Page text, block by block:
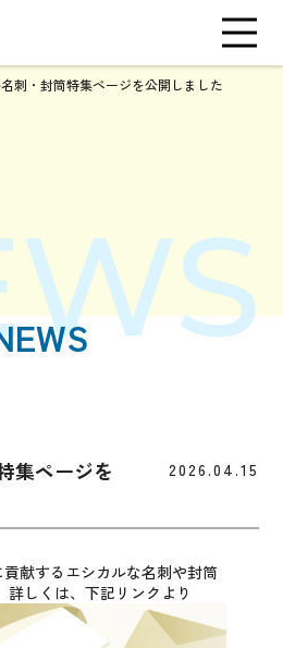
刺・封筒特集ページを公開しました
集ページを
2026.04.15
献するエシカルな名刺や封筒
詳しくは、下記リンクより